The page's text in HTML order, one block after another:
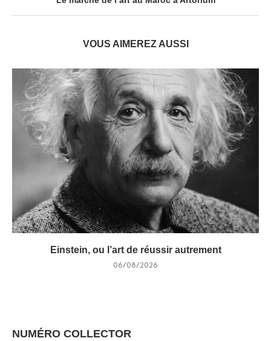
VOUS AIMEREZ AUSSI
Einstein, ou l’art de réussir autrement
06/08/2026
NUMÉRO COLLECTOR